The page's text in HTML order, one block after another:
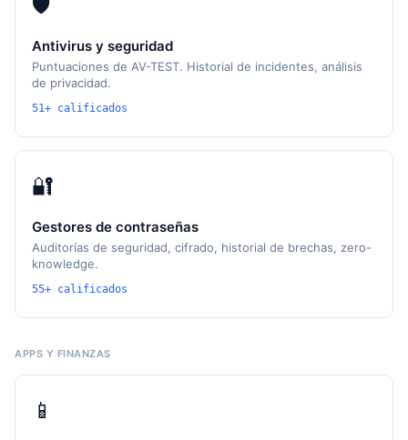
Antivirus y seguridad
Puntuaciones de AV-TEST. Historial de incidentes, análisis
de privacidad.
51+ calificados
🔐
Gestores de contraseñas
Auditorías de seguridad, cifrado, historial de brechas, zero-
knowledge.
55+ calificados
APPS Y FINANZAS
📱